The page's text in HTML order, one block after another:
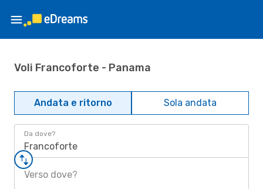
Voli Francoforte - Panama
Andata e ritorno Sola andata
Da dove?
Francoforte
Verso dove?